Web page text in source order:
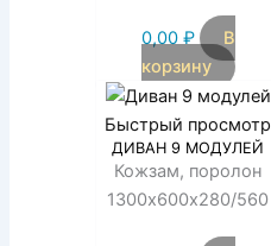
0,00 ₽
В
корзину
Быстрый просмотр
ДИВАН 9 МОДУЛЕЙ
Кожзам, поролон
1300х600х280/560